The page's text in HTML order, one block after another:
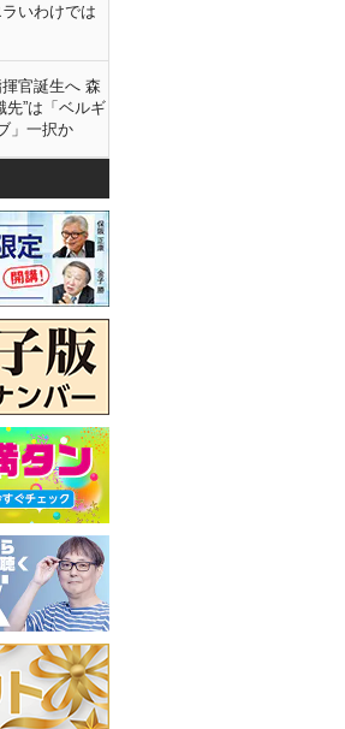
いわけでは
官誕生へ 森
先”は「ベルギ
」一択か